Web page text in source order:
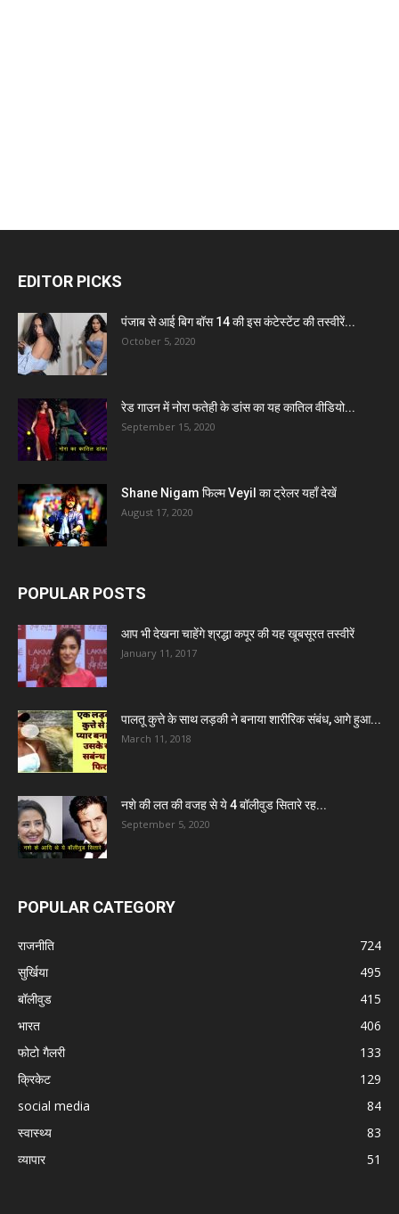
EDITOR PICKS
पंजाब से आई बिग बॉस 14 की इस कंटेस्टेंट की तस्वीरें...
October 5, 2020
रेड गाउन में नोरा फतेही के डांस का यह कातिल वीडियो...
September 15, 2020
Shane Nigam फिल्म Veyil का ट्रेलर यहाँ देखें
August 17, 2020
POPULAR POSTS
आप भी देखना चाहेंगे श्रद्धा कपूर की यह खूबसूरत तस्वीरें
January 11, 2017
पालतू कुत्ते के साथ लड़की ने बनाया शारीरिक संबंध, आगे हुआ...
March 11, 2018
नशे की लत की वजह से ये 4 बॉलीवुड सितारे रह...
September 5, 2020
POPULAR CATEGORY
राजनीति
724
सुर्खिया
495
बॉलीवुड
415
भारत
406
फोटो गैलरी
133
क्रिकेट
129
social media
84
स्वास्थ्य
83
व्यापार
51